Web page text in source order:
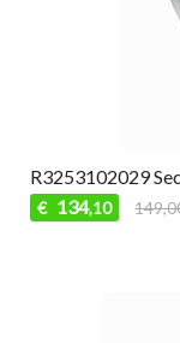
R3253102029
€ 134,10